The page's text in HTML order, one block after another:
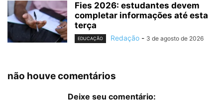
Fies 2026: estudantes devem
completar informações até esta
terça
EDUCAÇÃO Redação - 3 de agosto de 2026
não houve comentários
Deixe seu comentário: